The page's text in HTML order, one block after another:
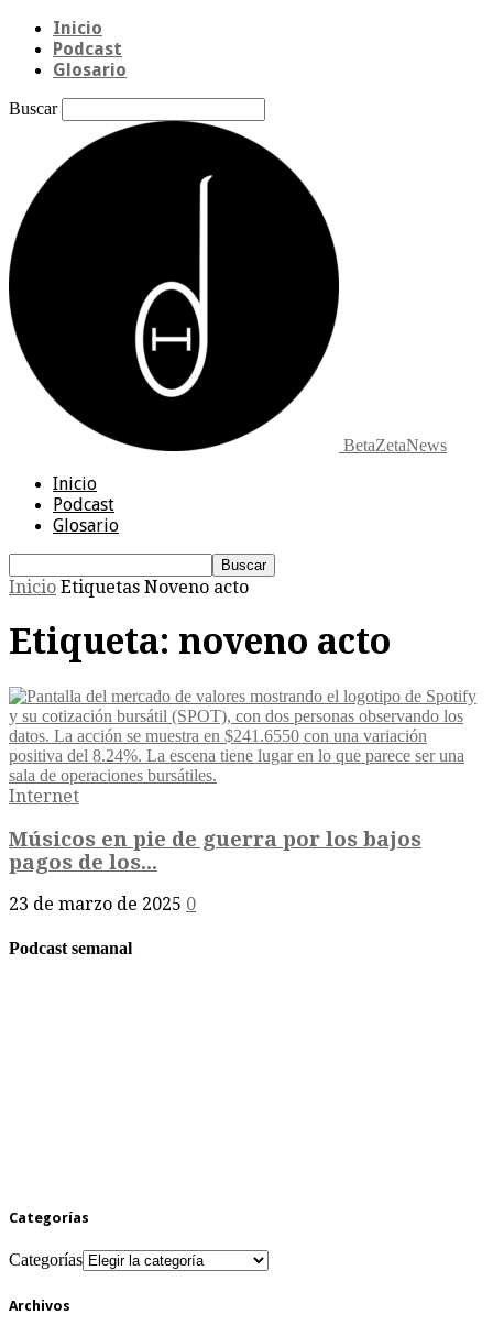
Inicio
Podcast
Glosario
Buscar
BetaZetaNews
Inicio
Podcast
Glosario
Inicio Etiquetas Noveno acto
Etiqueta: noveno acto
Internet
Músicos en pie de guerra por los bajos
pagos de los...
23 de marzo de 2025 0
Podcast semanal
Categorías
Categorías
Archivos